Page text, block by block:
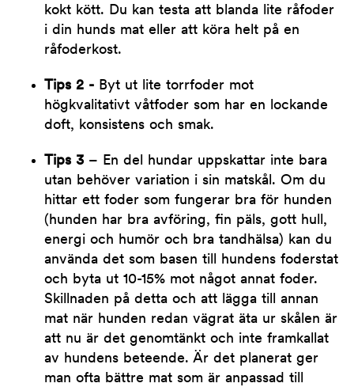
kokt kött. Du kan testa att blanda lite råfoder
i din hunds mat eller att köra helt på en
råfoderkost.
Tips 2 - Byt ut lite torrfoder mot
högkvalitativt våtfoder som har en lockande
doft, konsistens och smak.
Tips 3 – En del hundar uppskattar inte bara
utan behöver variation i sin matskål. Om du
hittar ett foder som fungerar bra för hunden
(hunden har bra avföring, fin päls, gott hull,
energi och humör och bra tandhälsa) kan du
använda det som basen till hundens foderstat
och byta ut 10-15% mot något annat foder.
Skillnaden på detta och att lägga till annan
mat när hunden redan vägrat äta ur skålen är
att nu är det genomtänkt och inte framkallat
av hundens beteende. Är det planerat ger
man ofta bättre mat som är anpassad till